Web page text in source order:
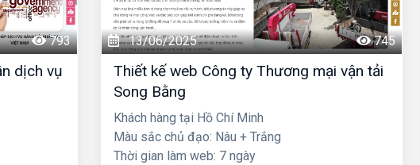
793
dịch vụ
13/06/2025 745
Thiết kế web Công ty Thương mại vận tải
Song Bằng
Khách hàng tại Hồ Chí Minh
Màu sắc chủ đạo: Nâu + Trắng
Thời gian làm web: 7 ngày